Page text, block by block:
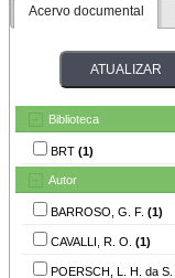
Acervo documental
Biblioteca
BRT (1)
Autor
BARROSO, G. F. (1)
CAVALLI, R. O. (1)
POERSCH, L. H. da S.